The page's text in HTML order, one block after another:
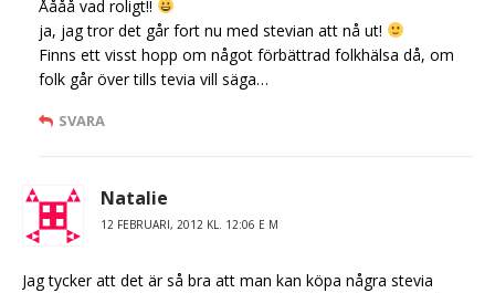
Åååå vad roligt!!
ja, jag tror det går fort nu med stevian att nå ut!
Finns ett visst hopp om något förbättrad folkhälsa då, om
folk går över tills tevia vill säga…
SVARA
Natalie
12 FEBRUARI, 2012 KL. 12:06 E M
Jag tycker att det är så bra att man kan köpa några stevia